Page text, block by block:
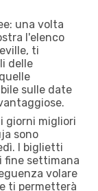
una volta
l'elenco
ti
delle
sulle date
giorni migliori
sono
I biglietti
fine settimana
volare
ti permetterà